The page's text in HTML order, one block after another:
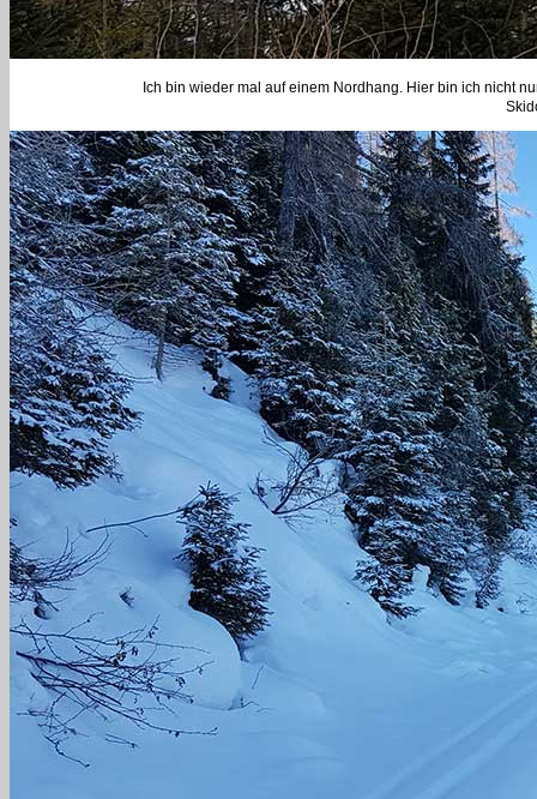
Ich bin wieder mal auf einem Nordhang. Hier bin ich nicht